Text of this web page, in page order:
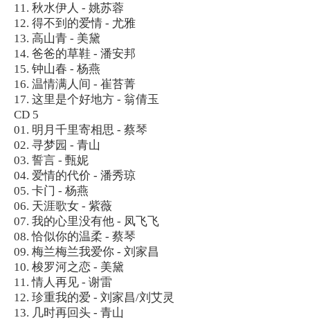
11. 秋水伊人 - 姚苏蓉
12. 得不到的爱情 - 尤雅
13. 高山青 - 美黛
14. 爸爸的草鞋 - 潘安邦
15. 钟山春 - 杨燕
16. 温情满人间 - 崔苔菁
17. 这里是个好地方 - 翁倩玉
CD 5
01. 明月千里寄相思 - 蔡琴
02. 寻梦园 - 青山
03. 誓言 - 甄妮
04. 爱情的代价 - 潘秀琼
05. 卡门 - 杨燕
06. 天涯歌女 - 紫薇
07. 我的心里没有他 - 凤飞飞
08. 恰似你的温柔 - 蔡琴
09. 梅兰梅兰我爱你 - 刘家昌
10. 梭罗河之恋 - 美黛
11. 情人再见 - 谢雷
12. 珍重我的爱 - 刘家昌/刘艾灵
13. 几时再回头 - 青山